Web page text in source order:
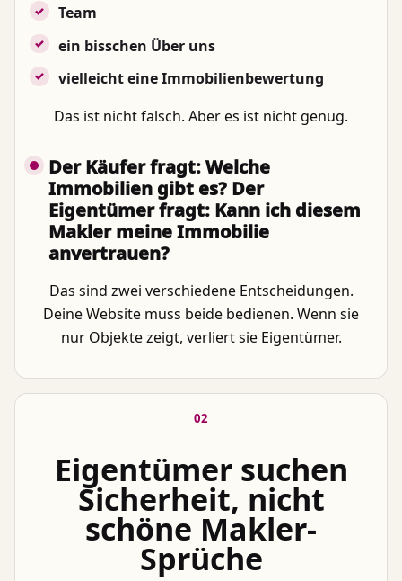
Team
ein bisschen Über uns
vielleicht eine Immobilienbewertung
Das ist nicht falsch. Aber es ist nicht genug.
Der Käufer fragt: Welche
Immobilien gibt es? Der
Eigentümer fragt: Kann ich diesem
Makler meine Immobilie
anvertrauen?
Das sind zwei verschiedene Entscheidungen.
Deine Website muss beide bedienen. Wenn sie
nur Objekte zeigt, verliert sie Eigentümer.
02
Eigentümer suchen
Sicherheit, nicht
schöne Makler-
Sprüche